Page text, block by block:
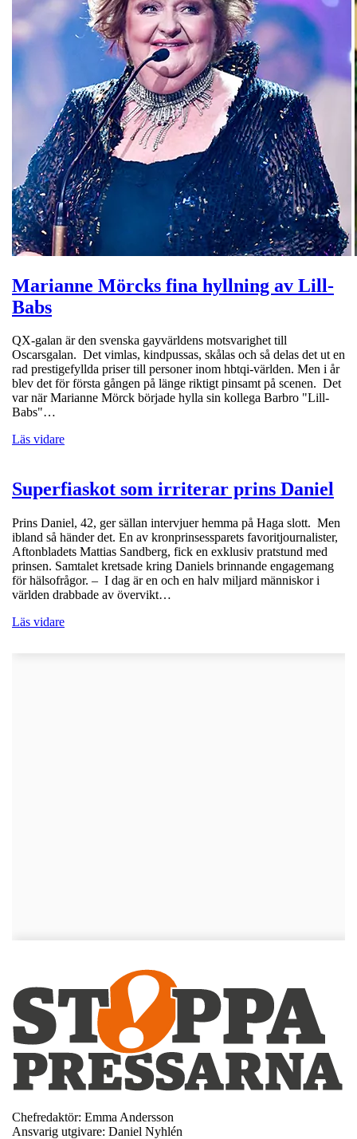
Marianne Mörcks fina hyllning av Lill-
Babs
QX-galan är den svenska gayvärldens motsvarighet till
Oscarsgalan. Det vimlas, kindpussas, skålas och så delas det ut en
rad prestigefyllda priser till personer inom hbtqi-världen. Men i år
blev det för första gången på länge riktigt pinsamt på scenen. Det
var när Marianne Mörck började hylla sin kollega Barbro "Lill-
Babs"…
Läs vidare
Superfiaskot som irriterar prins Daniel
Prins Daniel, 42, ger sällan intervjuer hemma på Haga slott. Men
ibland så händer det. En av kronprinsessparets favoritjournalister,
Aftonbladets Mattias Sandberg, fick en exklusiv pratstund med
prinsen. Samtalet kretsade kring Daniels brinnande engagemang
för hälsofrågor. – I dag är en och en halv miljard människor i
världen drabbade av övervikt…
Läs vidare
Chefredaktör: Emma Andersson
Ansvarig utgivare: Daniel Nyhlén